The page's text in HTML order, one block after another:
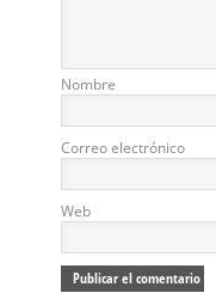
Nombre
Correo electrónico
Web